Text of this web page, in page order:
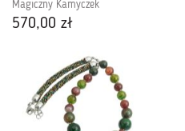
Magiczny Kamyczek
570,00 zł